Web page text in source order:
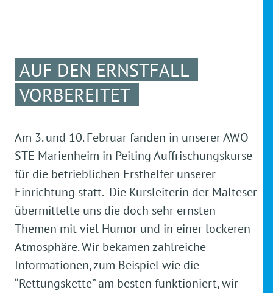
AUF DEN ERNSTFALL
VORBEREITET
Am 3. und 10. Februar fanden in unserer AWO
STE Marienheim in Peiting Auffrischungskurse
für die betrieblichen Ersthelfer unserer
Einrichtung statt. Die Kursleiterin der Malteser
übermittelte uns die doch sehr ernsten
Themen mit viel Humor und in einer lockeren
Atmosphäre. Wir bekamen zahlreiche
Informationen, zum Beispiel wie die
“Rettungskette” am besten funktioniert, wir